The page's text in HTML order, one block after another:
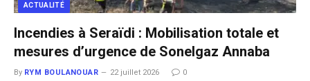
ACTUALITÉ
​Incendies à Seraïdi : Mobilisation totale et
mesures d’urgence de Sonelgaz Annaba
By RYM BOULANOUAR 22 juillet 2026 0